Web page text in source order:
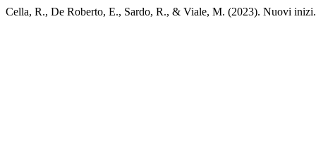
Cella, R., De Roberto, E., Sardo, R., & Viale, M. (2023). Nuovi